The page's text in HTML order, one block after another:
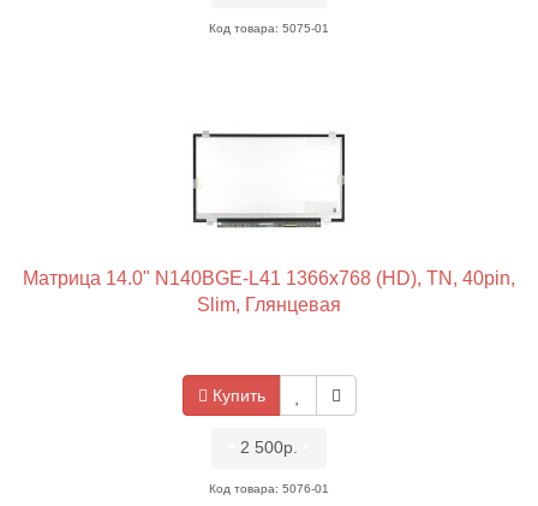
Код товара: 5075-01
Матрица 14.0" N140BGE-L41 1366x768 (HD), TN, 40pin,
Slim, Глянцевая
Купить
2 500р.
Код товара: 5076-01